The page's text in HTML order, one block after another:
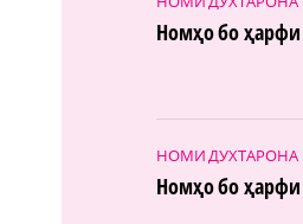
Номҳо бо
НОМИ ДУХТАРОНА
Номҳо бо